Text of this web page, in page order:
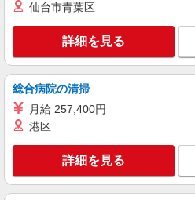
すき家 4号仙台泉ヶ丘店
すき家の店舗ス
ど）
時給1,150円
高校生時給1,050
＋150円宮城県仙台市
キープ
仙台市青葉区
詳細を見る
総合病院の清掃
月給 257,400円
港区
詳細を見る